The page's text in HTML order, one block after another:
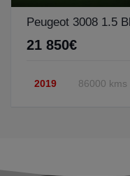
Peugeot 3008 1.5
21 850€
2019 86000 kms